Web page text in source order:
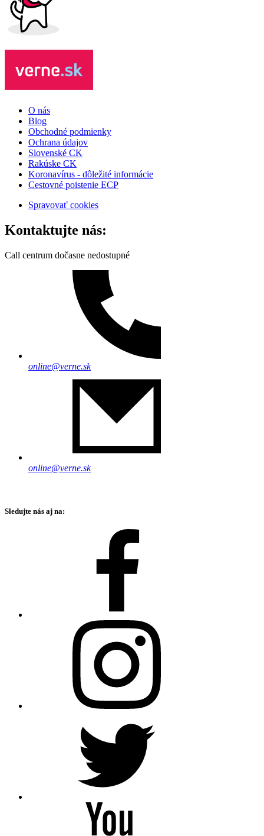
O nás
Blog
Obchodné podmienky
Ochrana údajov
Slovenské CK
Rakúske CK
Koronavírus - dôležité informácie
Cestovné poistenie ECP
Spravovať cookies
Kontaktujte nás:
Call centrum dočasne nedostupné
online@verne.sk
online@verne.sk
Sledujte nás aj na: